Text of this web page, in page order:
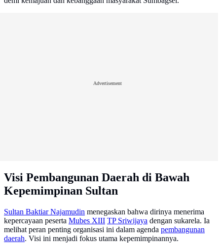
Advertisement
Visi Pembangunan Daerah di Bawah
Kepemimpinan Sultan
Sultan Baktiar Najamudin menegaskan bahwa dirinya menerima
kepercayaan peserta Mubes XIII TP Sriwijaya dengan sukarela. Ia
melihat peran penting organisasi ini dalam agenda pembangunan
daerah. Visi ini menjadi fokus utama kepemimpinannya.